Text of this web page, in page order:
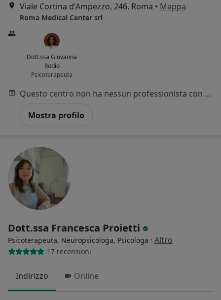
Viale Cortina d'Ampezzo, 246, Roma • Mappa
Roma Medical Center srl
Dott.ssa Giovanna
Rodio
Psicoterapeuta
Questo centro non ha nessun professionista con date disponibili
Mostra profilo
Dott.ssa Francesca Proietti
Psicoterapeuta, Neuropsicologa, Psicologa · Altro
17 recensioni
Indirizzo Online